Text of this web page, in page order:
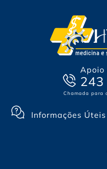
Apoio
Chamada para
Informações Úteis